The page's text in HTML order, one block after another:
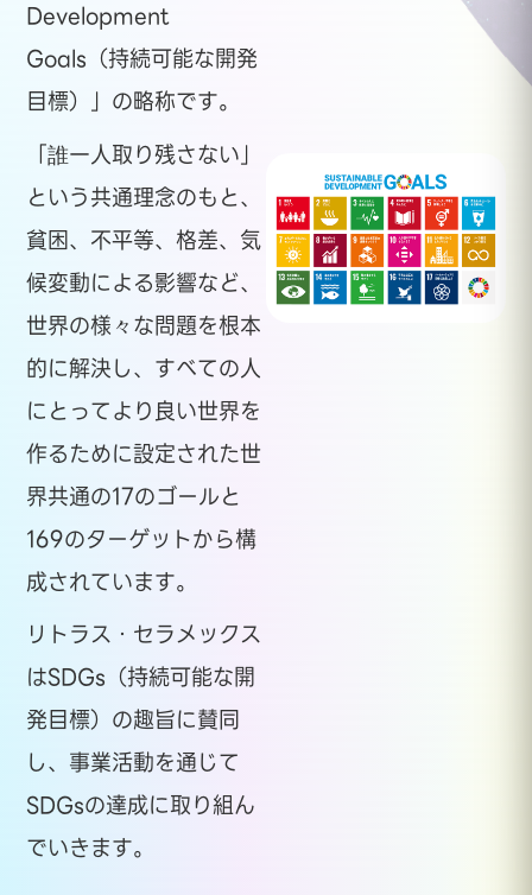
Development
Goals（持続可能な開発
目標）」の略称です。
「誰一人取り残さない」
という共通理念のもと、
貧困、不平等、格差、気
候変動による影響など、
世界の様々な問題を根本
的に解決し、すべての人
にとってより良い世界を
作るために設定された世
界共通の17のゴールと
169のターゲットから構
成されています。
リトラス・セラメックス
はSDGs（持続可能な開
発目標）の趣旨に賛同
し、事業活動を通じて
SDGsの達成に取り組ん
でいきます。